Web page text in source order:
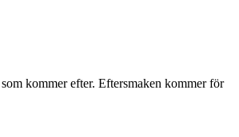
kommer efter. Eftersmaken kommer för